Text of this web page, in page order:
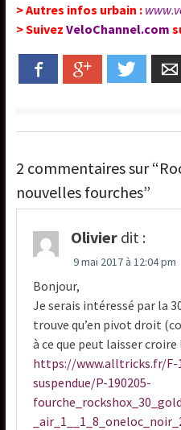
> Autres infos urbain :
> SuivezVeloChannel.com
Facebook Google+ Twitter
2 commentaires sur
nouvelles fourches”
Olivier dit :
9 mai 2017 à 12:04 pm
Bonjour,
Je serais intéressé par la
trouve qu’en pivot droit
à ce que peut laisser
https://www.alltricks.fr/F-
suspendue/P-190205-